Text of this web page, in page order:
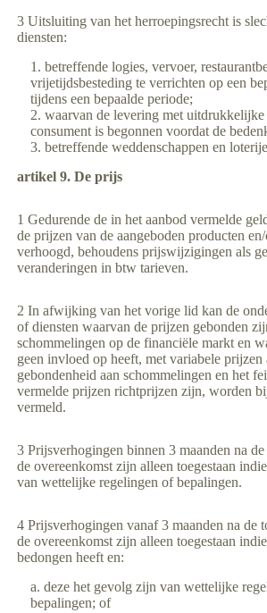
3 Uitsluiting van het herroepingsrecht is
diensten:
betreffende logies, vervoer,
vrijetijdsbesteding te verrichten op een
tijdens een bepaalde periode;
waarvan de levering met
consument is begonnen voordat de
betreffende weddenschappen en
artikel 9. De prijs
1 Gedurende de in het aanbod vermelde
de prijzen van de aangeboden producten
verhoogd, behoudens prijswijzigingen als
veranderingen in btw tarieven.
2 In afwijking van het vorige lid kan de
of diensten waarvan de prijzen gebonden
schommelingen op de financiële markt en
geen invloed op heeft, met variabele prijzen
gebondenheid aan schommelingen en het
vermelde prijzen richtprijzen zijn, worden
vermeld.
3 Prijsverhogingen binnen 3 maanden na
de overeenkomst zijn alleen toegestaan
van wettelijke regelingen of bepalingen.
4 Prijsverhogingen vanaf 3 maanden na de
de overeenkomst zijn alleen toegestaan
bedongen heeft en:
deze het gevolg zijn van wettelijke
bepalingen; of